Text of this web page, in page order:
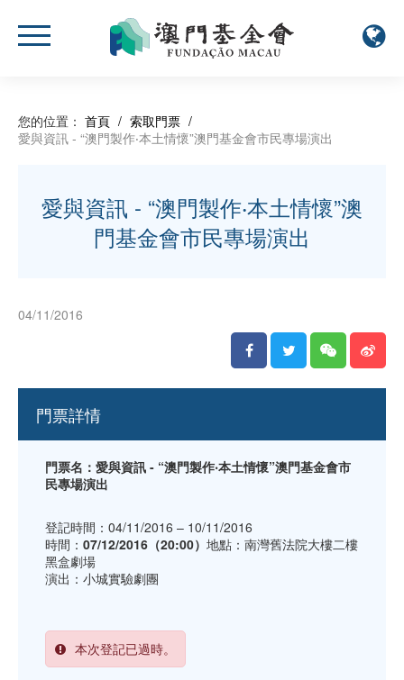
您的位置： 首頁 / 索取門票 /
愛與資訊 - “澳門製作‧本土情懷”澳門基金會市民專場演出
愛與資訊 - “澳門製作‧本土情懷”澳
門基金會市民專場演出
04/11/2016
門票詳情
門票名：愛與資訊 - “澳門製作‧本土情懷”澳門基金會市
民專場演出
登記時間：04/11/2016 – 10/11/2016
時間： 07/12/2016（20:00） 地點：南灣舊法院大樓二樓
黑盒劇場
演出：小城實驗劇團
本次登記已過時。